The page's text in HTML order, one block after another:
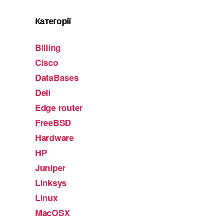
Категорії
Billing
Cisco
DataBases
Dell
Edge router
FreeBSD
Hardware
HP
Juniper
Linksys
Linux
MacOSX